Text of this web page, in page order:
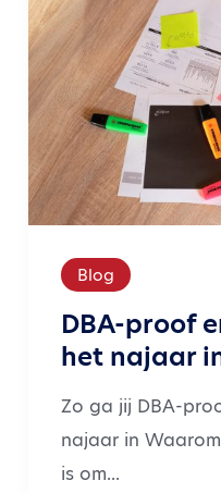
Blog
DBA-proof
het najaar
Zo ga jij DBA-
najaar in
is om...